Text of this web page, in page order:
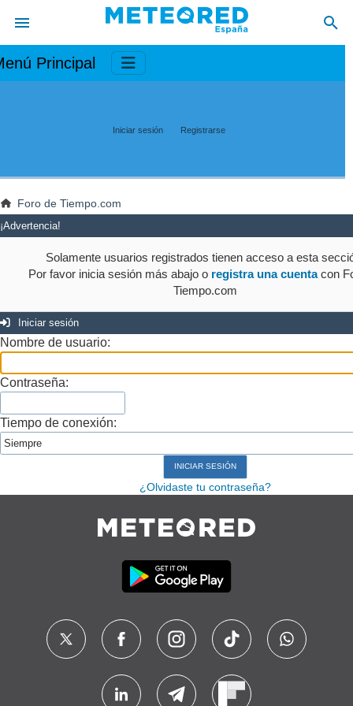
Principal
Iniciar sesión Registrarse
Foro de Tiempo.com
¡Advertencia!
Solamente usuarios registrados tienen acceso a esta
Por favor inicia sesión más abajo o registra una cuentacon
Tiempo.com
Iniciar sesión
Nombre de usuario:
Contraseña:
Tiempo de conexión:
¿Olvidaste tu contraseña?